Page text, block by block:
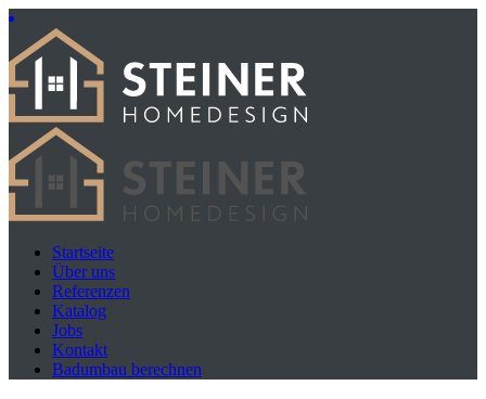
Startseite
Über uns
Referenzen
Katalog
Jobs
Kontakt
Badumbau berechnen